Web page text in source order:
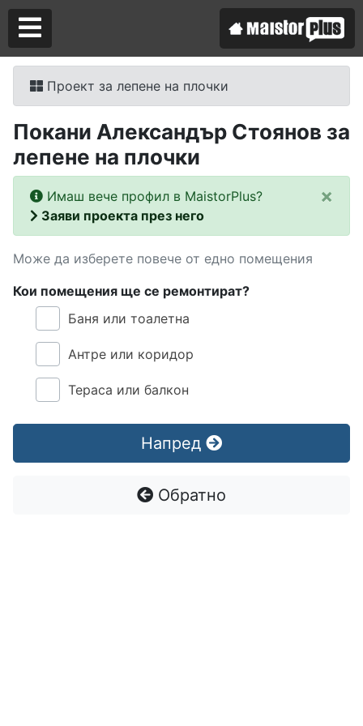
Проект за лепене на плочки
Покани Александър Стоянов за
лепене на плочки
Имаш вече профил в MaistorPlus?
Заяви проекта през него
×
Може да изберете повече от едно помещения
Кои помещения ще се ремонтират?
Баня или тоалетна
Антре или коридор
Тераса или балкон
Напред
Обратно
Аз съм майстор